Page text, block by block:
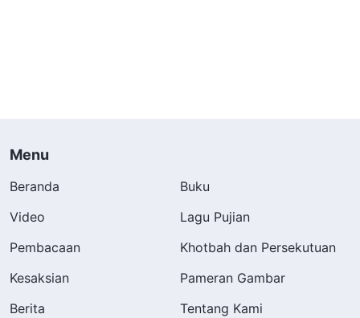
Menu
Beranda
Buku
Video
Lagu Pujian
Pembacaan
Khotbah dan Persekutuan
Kesaksian
Pameran Gambar
Berita
Tentang Kami